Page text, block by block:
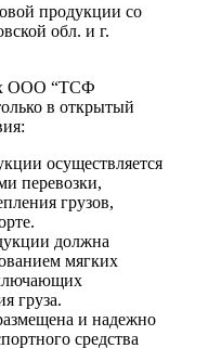
продукции со
обл. и г.
ООО “ТСФ
в открытый
осуществляется
перевозки,
грузов,
должна
мягких
груза.
и надежно
средства